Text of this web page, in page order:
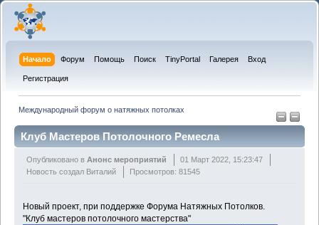
Начало Форум Помощь Поиск TinyPortal Галерея Вход
Регистрация
Международный форум о натяжных потолках
Клуб Мастеров Потолочного Ремесла
Опубликовано в Анонс мероприятий
01 Март 2022, 15:23:47
Новость создал Виталий
Просмотров: 81545
Новый проект, при поддержке Форума Натяжных Потолков.
"Клуб мастеров потолочного мастерства"